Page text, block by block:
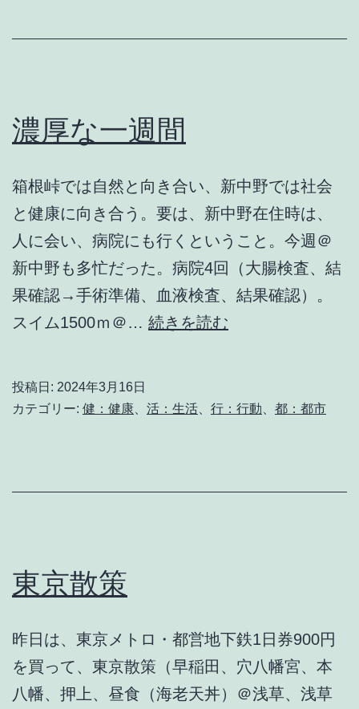
濃厚な一週間
箱根峠では自然と向き合い、新中野では社会
と健康に向き合う。要は、新中野在住時は、
人に会い、病院にも行くということ。今週＠
新中野も多忙だった。病院4回（大腸検査、結
果確認→手術準備、血液検査、結果確認）。
スイム1500ｍ＠… 続きを読む
一
投稿日: 2024年3月16日
カテゴリー: 健：健康 活：生活 行：行動 都：都市
東京散策
昨日は、東京メトロ・都営地下鉄1日券900円
を買って、東京散策（早稲田、穴八幡宮、本
八幡、押上、昼食（海老天丼）＠浅草、浅草